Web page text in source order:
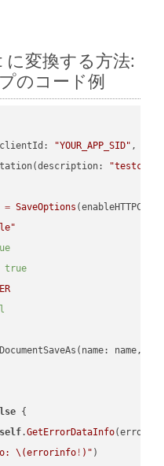
に変換する方法:
のコード例
"YOUR_APP_SID" ,
= SaveOptions
true
{
self.GetErrorDataInfo(error:
\(errorinfo ! ) " )